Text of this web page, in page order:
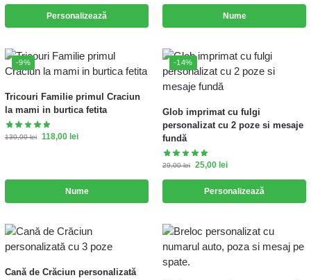
Personalizează Nume
-9%
Tricouri Familie primul Craciun
la mami in burtica fetita
130,00lei 118,00 lei
Nume
-14%
Glob imprimat cu fulgi
personalizat cu 2 poze si mesaje
fundă
29,00lei 25,00 lei
Personalizează
Cană de Crăciun personalizată